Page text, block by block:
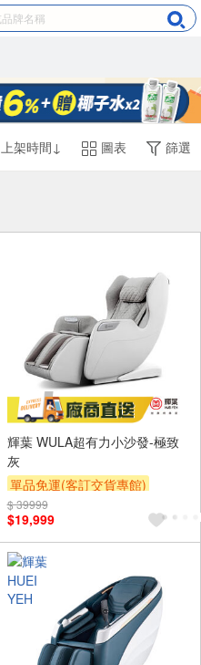
上架時間↓ 圖表 篩選
輝葉 WULA超有力小沙發-極致
灰
單品免運(客訂交貨專館)
$ 39999
$19,999